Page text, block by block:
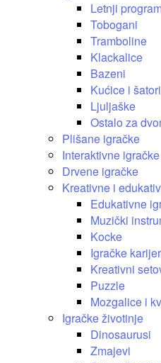
Letnji
Tobogani
Tramboline
Klackalice
Bazeni
Kućice i
Ljuljaške
Ostalo za
Plišane igračke
Interaktivne igračke
Drvene igračke
Kreativne i
Edukativne
Muzički
Kocke
Igračke
Kreativni
Puzzle
Mozgalice i
Igračke životinje
Dinosaurusi
Zmajevi